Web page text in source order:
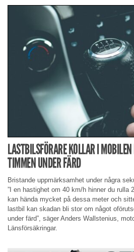
LASTBILSFÖRARE KOLLAR I
TIMMEN UNDER FÄRD
Bristande uppmärksamhet under några
”I en hastighet om 40 km/h hinner du rulla
kan hända mycket på dessa meter och
lastbil kan skadan bli stor om något
under färd”, säger Anders Wallstenius,
Länsförsäkringar.